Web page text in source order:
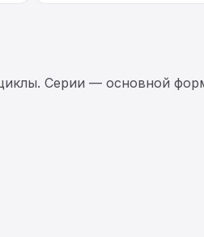
Серии — основной